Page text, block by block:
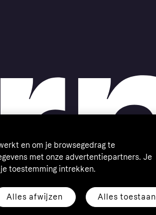
en om je browsegedrag te
met onze advertentiepartners. Je
toestemming intrekken.
Alles afwijzen Alles toestaan